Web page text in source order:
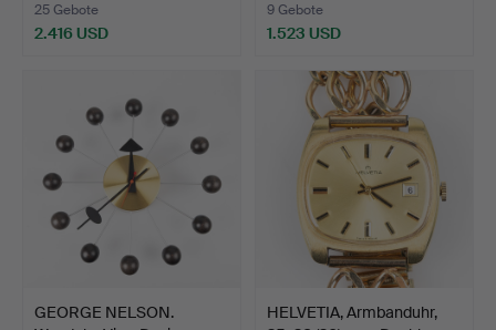
25 Gebote
2.416 USD
9 Gebote
1.523 USD
GEORGE NELSON.
HELVETIA, Armbanduhr,